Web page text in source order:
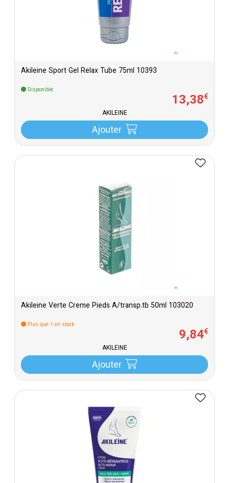
Akileine Sport Gel Relax Tube 75ml 10393
Disponible
13,38€
AKILEINE
Ajouter
Akileine Verte Creme Pieds A/transp.tb 50ml 103020
Plus que 1 en stock
9,84€
AKILEINE
Ajouter